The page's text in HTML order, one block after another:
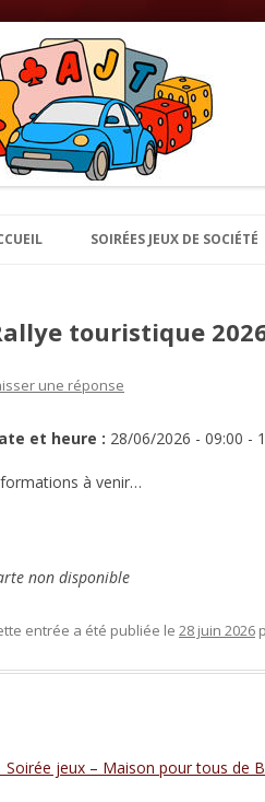
– Association
des Jeux Touristiques et de
SOIRÉES JEUX DE SOCIÉTÉ
touristique
une réponse
et heure : 28/06/2026 - 09:00 -
à venir…
non disponible
entrée a été publiée le 28 juin 2026
des articles
Soirée jeux – Maison pour tous de